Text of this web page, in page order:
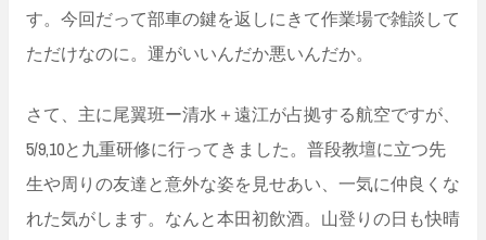
す。今回だって部車の鍵を返しにきて作業場で雑談して
ただけなのに。運がいいんだか悪いんだか。
さて、主に尾翼班ー清水＋遠江が占拠する航空ですが、
5/9,10と九重研修に行ってきました。普段教壇に立つ先
生や周りの友達と意外な姿を見せあい、一気に仲良くな
れた気がします。なんと本田初飲酒。山登りの日も快晴